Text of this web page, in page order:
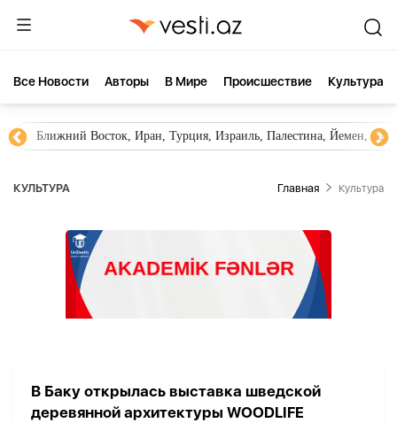
Все Новости Aвторы В Мире Происшествие Культура
Ближний Восток, Иран, Турция, Израиль, Палестина, Йемен,
КУЛЬТУРА Главная Культура
В Баку открылась выставка шведской
деревянной архитектуры WOODLIFE